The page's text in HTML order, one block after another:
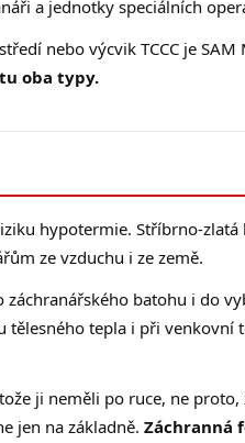
a jednotky speciálních
nebo výcvik TCCC je SAM
oba typy.
hypotermie. Stříbrno-
ze vzduchu i ze země.
batohu i do
tělesného tepla i při venkovní
ji neměli po ruce, ne proto,
jen na základně. Záchranná